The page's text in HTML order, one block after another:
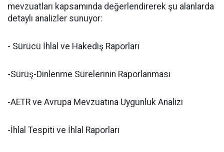
mevzuatları kapsamında değerlendirerek şu alanlarda
detaylı analizler sunuyor:
- Sürücü İhlal ve Hakediş Raporları
-Sürüş-Dinlenme Sürelerinin Raporlanması
-AETR ve Avrupa Mevzuatına Uygunluk Analizi
-İhlal Tespiti ve İhlal Raporları